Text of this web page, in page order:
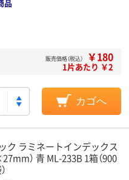
品
販売価格（税込） ￥180
1片あたり ￥2
カゴへ
ク ラミネートインデックス
） 青 ML-233B 1箱（900